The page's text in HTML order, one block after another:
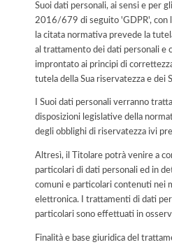
Suoi dati personali, ai sensi e per
2016/679 di seguito 'GDPR', con
la citata normativa prevede la
al trattamento dei dati personali e
improntato ai principi di
tutela della Sua riservatezza e dei
I Suoi dati personali verranno
disposizioni legislative della
degli obblighi di riservatezza ivi
Altresì, il Titolare potrà venire a
particolari di dati personali ed in
comuni e particolari contenuti nei
elettronica. I trattamenti di dati
particolari sono effettuati in
Finalità e base giuridica del